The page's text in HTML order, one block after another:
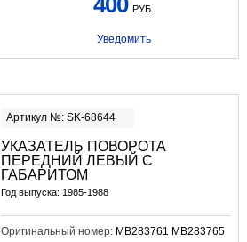
РУБ.
Уведомить
Артикул №: SK-68644
УКАЗАТЕЛЬ ПОВОРОТА
ПЕРЕДНИЙ ЛЕВЫЙ С
ГАБАРИТОМ
Год выпуска: 1985-1988
Оригинальный номер: MB283761 MB283765